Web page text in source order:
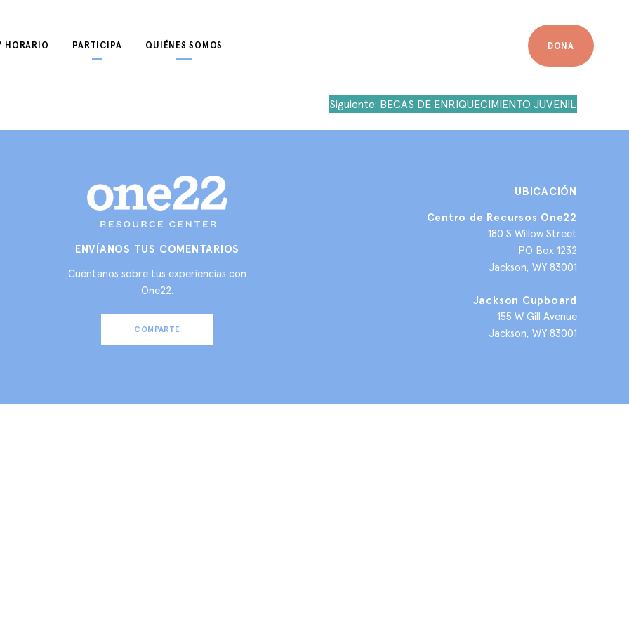
HORARIO PARTICIPA QUIÉNES SOMOS DONA
Siguiente: BECAS DE ENRIQUECIMIENTO JUVENIL
ENVÍANOS TUS COMENTARIOS
Cuéntanos sobre tus experiencias con
One22.
COMPARTE
UBICACIÓN
Centro de Recursos One22
180 S Willow Street
PO Box 1232
Jackson, WY 83001
Jackson Cupboard
155 W Gill Avenue
Jackson, WY 83001